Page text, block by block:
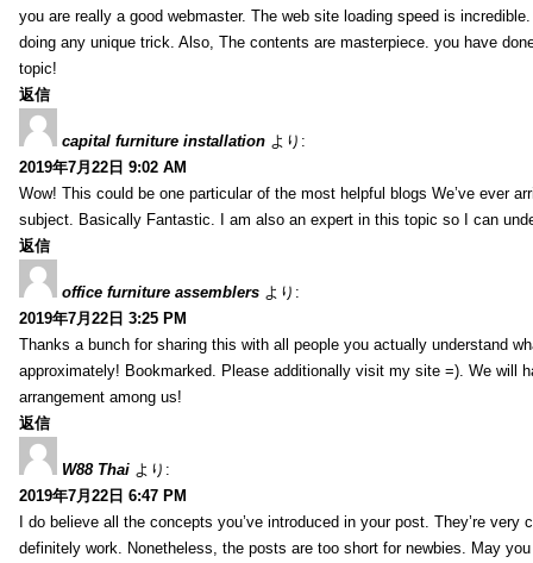
you are really a good webmaster. The web site loading speed is
doing any unique trick. Also, The contents are masterpiece. you have
topic!
返信
capital furniture installation より:
2019年7月22日 9:02 AM
Wow! This could be one particular of the most helpful blogs We’ve ever
subject. Basically Fantastic. I am also an expert in this topic so I can
返信
office furniture assemblers より:
2019年7月22日 3:25 PM
Thanks a bunch for sharing this with all people you actually understand
approximately! Bookmarked. Please additionally visit my site =). We will
arrangement among us!
返信
W88 Thai より:
2019年7月22日 6:47 PM
I do believe all the concepts you’ve introduced in your post. They’re very
definitely work. Nonetheless, the posts are too short for newbies. May